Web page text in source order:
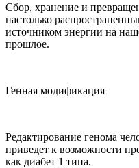
Сбор, хранение и
настолько
источником энергии на
прошлое.
Генная модификация
Редактирование генома
приведет к возможности
как диабет 1 типа.